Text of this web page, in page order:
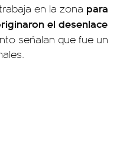
en la zona para
el desenlace
señalan que fue un